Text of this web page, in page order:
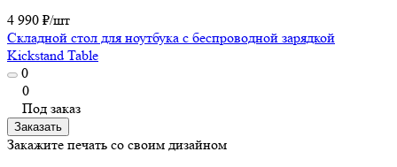
4 990 ₽/шт
Складной стол для ноутбука с беспроводной зарядкой
Kickstand Table
0
0
Под заказ
Заказать
Закажите печать со своим дизайном